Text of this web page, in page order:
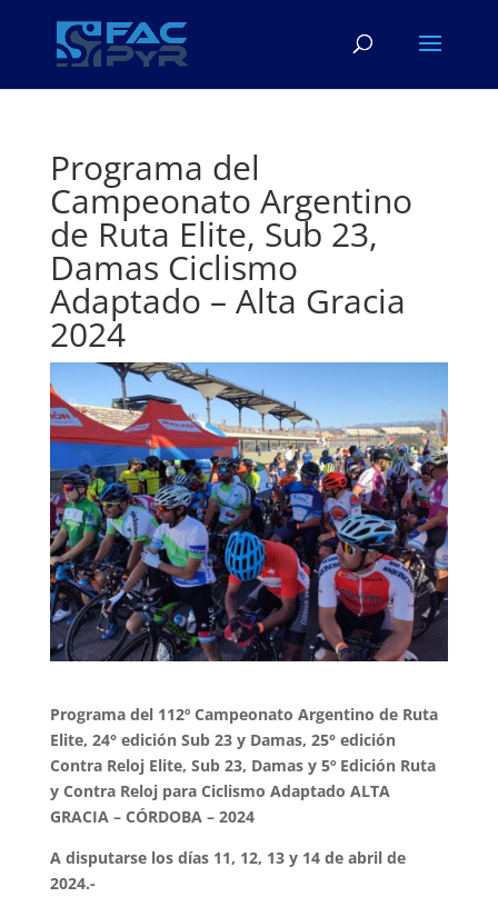
Programa del
Campeonato Argentino
de Ruta Elite, Sub 23,
Damas Ciclismo
Adaptado – Alta Gracia
2024
Programa del 112º Campeonato Argentino de Ruta
Elite, 24° edición Sub 23 y Damas, 25° edición
Contra Reloj Elite, Sub 23, Damas y 5º Edición Ruta
y Contra Reloj para Ciclismo Adaptado ALTA
GRACIA – CÓRDOBA – 2024
A disputarse los días 11, 12, 13 y 14 de abril de
2024.-